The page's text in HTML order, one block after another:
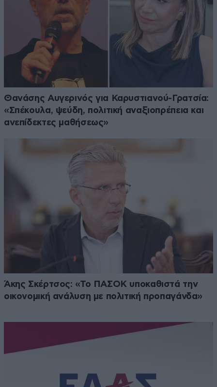
Θανάσης Αυγερινός για Καρυστιανού-Γρατσία:
«Σπέκουλα, ψεύδη, πολιτική αναξιοπρέπεια και
ανεπίδεκτες μαθήσεως»
Άκης Σκέρτσος: «Το ΠΑΣΟΚ υποκαθιστά την
οικονομική ανάλυση με πολιτική προπαγάνδα»